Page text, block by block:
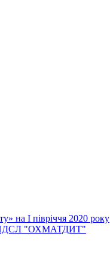
на І півріччя 2020 року
НДСЛ "ОХМАТДИТ"